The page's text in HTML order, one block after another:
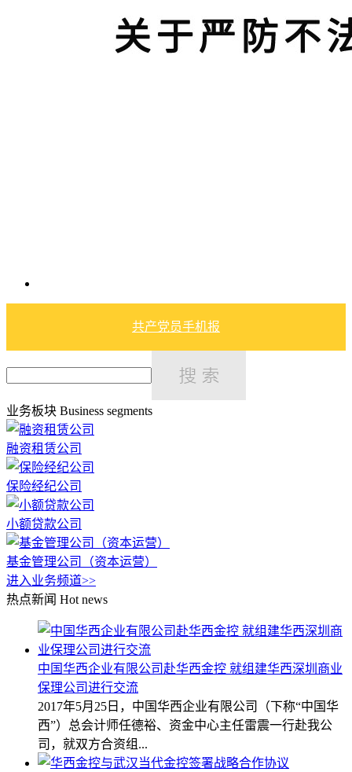
共产党员手机报
业务板块 Business segments
融资租赁公司
保险经纪公司
小额贷款公司
基金管理公司（资本运营）
进入业务频道>>
热点新闻 Hot news
中国华西企业有限公司赴华西金控 就组建华西深圳商业
保理公司进行交流
2017年5月25日，中国华西企业有限公司（下称“中国华
西”）总会计师任德裕、资金中心主任雷震一行赴我公
司，就双方合资组...